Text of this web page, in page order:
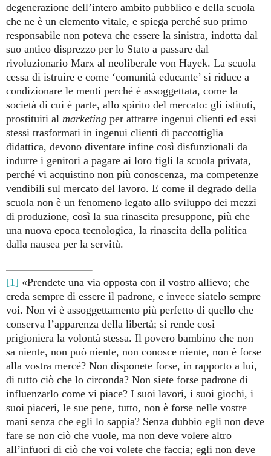
degenerazione dell’intero ambito pubblico e della scuola
che ne è un elemento vitale, e spiega perché suo primo
responsabile non poteva che essere la sinistra, indotta dal
suo antico disprezzo per lo Stato a passare dal
rivoluzionario Marx al neoliberale von Hayek. La scuola
cessa di istruire e come ‘comunità educante’ si riduce a
condizionare le menti perché è assoggettata, come la
società di cui è parte, allo spirito del mercato: gli istituti,
prostituiti al marketing per attrarre ingenui clienti ed essi
stessi trasformati in ingenui clienti di paccottiglia
didattica, devono diventare infine così disfunzionali da
indurre i genitori a pagare ai loro figli la scuola privata,
perché vi acquistino non più conoscenza, ma competenze
vendibili sul mercato del lavoro. E come il degrado della
scuola non è un fenomeno legato allo sviluppo dei mezzi
di produzione, così la sua rinascita presuppone, più che
una nuova epoca tecnologica, la rinascita della politica
dalla nausea per la servitù.
[1] «Prendete una via opposta con il vostro allievo; che
creda sempre di essere il padrone, e invece siatelo sempre
voi. Non vi è assoggettamento più perfetto di quello che
conserva l’apparenza della libertà; si rende così
prigioniera la volontà stessa. Il povero bambino che non
sa niente, non può niente, non conosce niente, non è forse
alla vostra mercé? Non disponete forse, in rapporto a lui,
di tutto ciò che lo circonda? Non siete forse padrone di
influenzarlo come vi piace? I suoi lavori, i suoi giochi, i
suoi piaceri, le sue pene, tutto, non è forse nelle vostre
mani senza che egli lo sappia? Senza dubbio egli non deve
fare se non ciò che vuole, ma non deve volere altro
all’infuori di ciò che voi volete che faccia; egli non deve